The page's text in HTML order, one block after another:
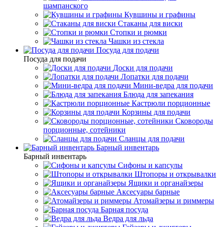
шампанского
Кувшины и графины
Стаканы для виски
Стопки и рюмки
Чашки из стекла
Посуда для подачи
Посуда для подачи
Доски для подачи
Лопатки для подачи
Мини-ведра для подачи
Блюда для запекания
Кастрюли порционные
Корзины для подачи
Сковороды
порционные, сотейники
Сланцы для подачи
Барный инвентарь
Барный инвентарь
Сифоны и капсулы
Штопоры и открывалки
Ящики и органайзеры
Аксесуары барные
Атомайзеры и риммеры
Барная посуда
Ведра для льда